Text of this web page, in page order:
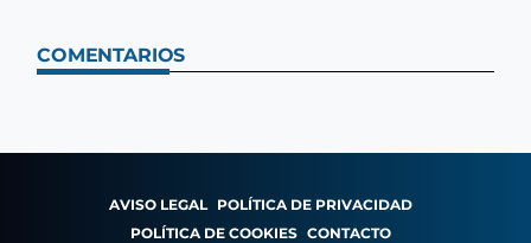
COMENTARIOS
AVISO LEGAL POLÍTICA DE PRIVACIDAD
POLÍTICA DE COOKIES CONTACTO